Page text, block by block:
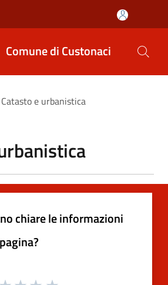
Comune di Custonaci
Catasto e urbanistica
chiare le informazioni